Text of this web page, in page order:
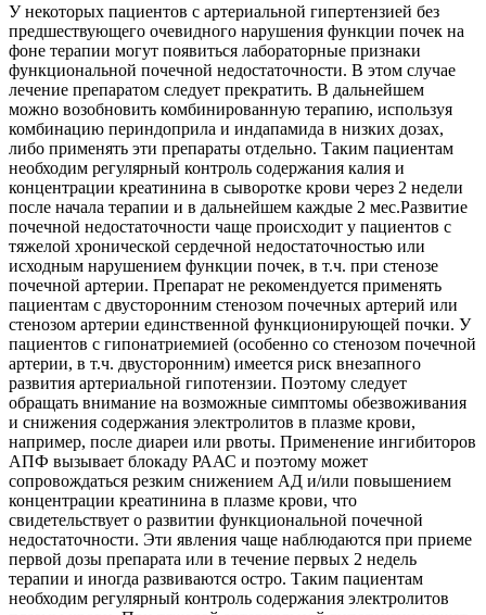
У некоторых пациентов с артериальной гипертензией без
предшествующего очевидного нарушения функции почек на
фоне терапии могут появиться лабораторные признаки
функциональной почечной недостаточности. В этом случае
лечение препаратом следует прекратить. В дальнейшем
можно возобновить комбинированную терапию, используя
комбинацию периндоприла и индапамида в низких дозах,
либо применять эти препараты отдельно. Таким пациентам
необходим регулярный контроль содержания калия и
концентрации креатинина в сыворотке крови через 2 недели
после начала терапии и в дальнейшем каждые 2 мес.Развитие
почечной недостаточности чаще происходит у пациентов с
тяжелой хронической сердечной недостаточностью или
исходным нарушением функции почек, в т.ч. при стенозе
почечной артерии. Препарат не рекомендуется применять
пациентам с двусторонним стенозом почечных артерий или
стенозом артерии единственной функционирующей почки. У
пациентов с гипонатриемией (особенно со стенозом почечной
артерии, в т.ч. двусторонним) имеется риск внезапного
развития артериальной гипотензии. Поэтому следует
обращать внимание на возможные симптомы обезвоживания
и снижения содержания электролитов в плазме крови,
например, после диареи или рвоты. Применение ингибиторов
АПФ вызывает блокаду РААС и поэтому может
сопровождаться резким снижением АД и/или повышением
концентрации креатинина в плазме крови, что
свидетельствует о развитии функциональной почечной
недостаточности. Эти явления чаще наблюдаются при приеме
первой дозы препарата или в течение первых 2 недель
терапии и иногда развиваются остро. Таким пациентам
необходим регулярный контроль содержания электролитов